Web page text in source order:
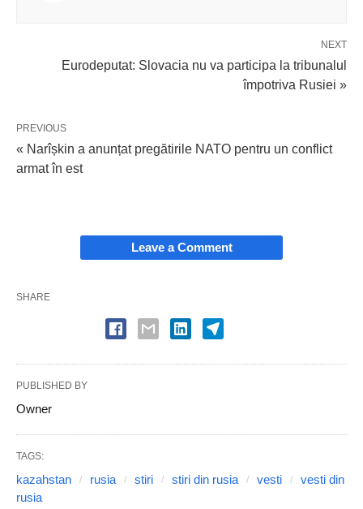
NEXT
Eurodeputat: Slovacia nu va participa la tribunalul
împotriva Rusiei »
PREVIOUS
« Narîșkin a anunțat pregătirile NATO pentru un conflict
armat în est
Leave a Comment
SHARE
PUBLISHED BY
Owner
TAGS:
kazahstan rusia stiri stiri din rusia vesti
vesti din
rusia